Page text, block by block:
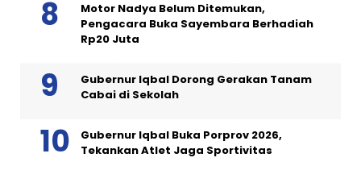
Motor Nadya Belum Ditemukan,
Pengacara Buka Sayembara Berhadiah
Rp20 Juta
Gubernur Iqbal Dorong Gerakan Tanam
Cabai di Sekolah
Gubernur Iqbal Buka Porprov 2026,
Tekankan Atlet Jaga Sportivitas